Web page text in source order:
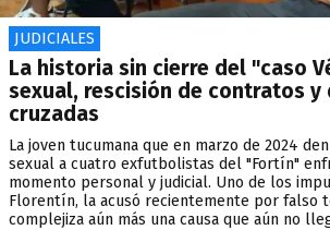
JUDICIALES
La historia sin cierre del "caso
sexual, rescisión de contratos y
cruzadas
La joven tucumana que en marzo de 2024
sexual a cuatro exfutbolistas del "Fortín"
momento personal y judicial. Uno de los
Florentín, la acusó recientemente por falso
complejiza aún más una causa que aún no